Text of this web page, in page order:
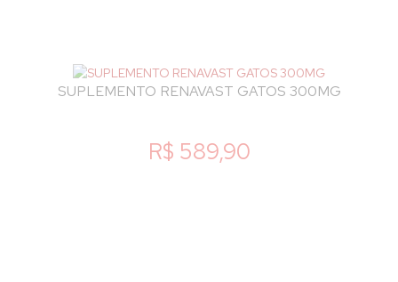
SUPLEMENTO RENAVAST GATOS 300MG
R$ 589,90